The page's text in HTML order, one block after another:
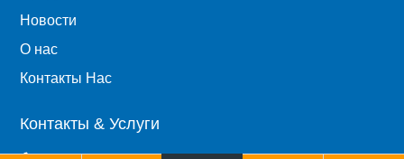
Новости
О нас
Контакты Нас
Контакты & Услуги